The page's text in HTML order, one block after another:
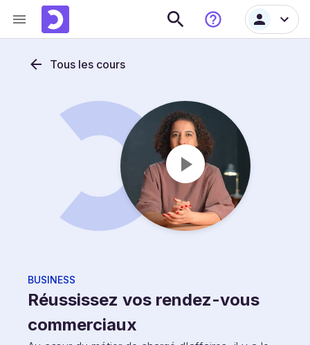
Tous les cours
BUSINESS
Réussissez vos rendez-vous
commerciaux